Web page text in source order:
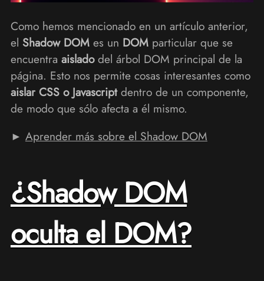
Como hemos mencionado en un artículo anterior,
el Shadow DOMes un DOMparticular que se
encuentra aisladodel árbol DOM principal de la
página. Esto nos permite cosas interesantes como
aislar CSS o Javascriptdentro de un componente,
de modo que sólo afecta a él mismo.
► Aprender más sobre el Shadow DOM
¿Shadow DOM
oculta el DOM?